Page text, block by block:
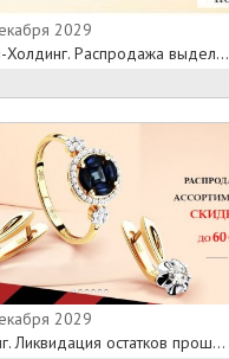
2029
Холдинг. Распродажа выдел...
2029
Ликвидация остатков прош...